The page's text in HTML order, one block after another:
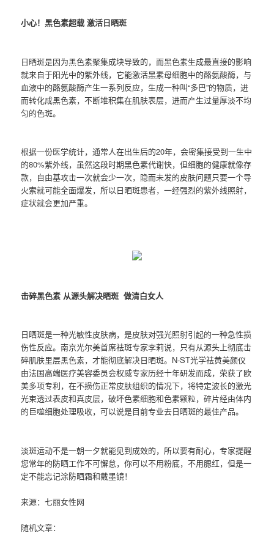
小心！黑色素超载 激活日晒斑
日晒斑是因为黑色素聚集成块导致的，而黑色素生成最直接的影响
就来自于阳光中的紫外线，它能激活黑素母细胞中的酪氨酸酶，与
血液中的酪氨酸酶产生一系列反应，生成一种叫“多巴”的物质，进
而转化成黑色素，不断堆积集在肌肤表层，进而产生过量厚淡不均
匀的色斑。
根据一份医学统计，通常人在出生后的20年，会密集接受到一生中
的80%紫外线，虽然这段时期黑色素代谢快，但细胞的健康就像存
款，自由基攻击一次就会少一次，隐而未发的皮肤问题只要一个导
火索就可能全面爆发，所以日晒斑患者，一经强烈的紫外线照射，
症状就会更加严重。
击碎黑色素 从源头解决晒斑 做清白女人
日晒斑是一种光敏性皮肤病，是皮肤对强光照射引起的一种急性损
伤性反应。南京光尔美首席祛斑专家李莉说，只有从源头上彻底击
碎肌肤里层黑色素，才能彻底解决日晒斑。N-ST光学祛黄美颜仪
由法国高端医疗美容委员会权威专家历经十年研发而成，荣获了欧
美多项专利，在不损伤正常皮肤组织的情况下，将特定波长的激光
光束透过表皮和真皮层，破坏色素细胞和色素颗粒，碎片经由体内
的巨噬细胞处理吸收，可以说是目前专业去日晒斑的最佳产品。
淡斑运动不是一朝一夕就能见到成效的，所以要有耐心，专家提醒
您常年的防晒工作不可懈怠，你可以不用粉底，不用腮红，但是一
定不能忘记涂防晒霜和戴墨镜！
来源：七丽女性网
随机文章：